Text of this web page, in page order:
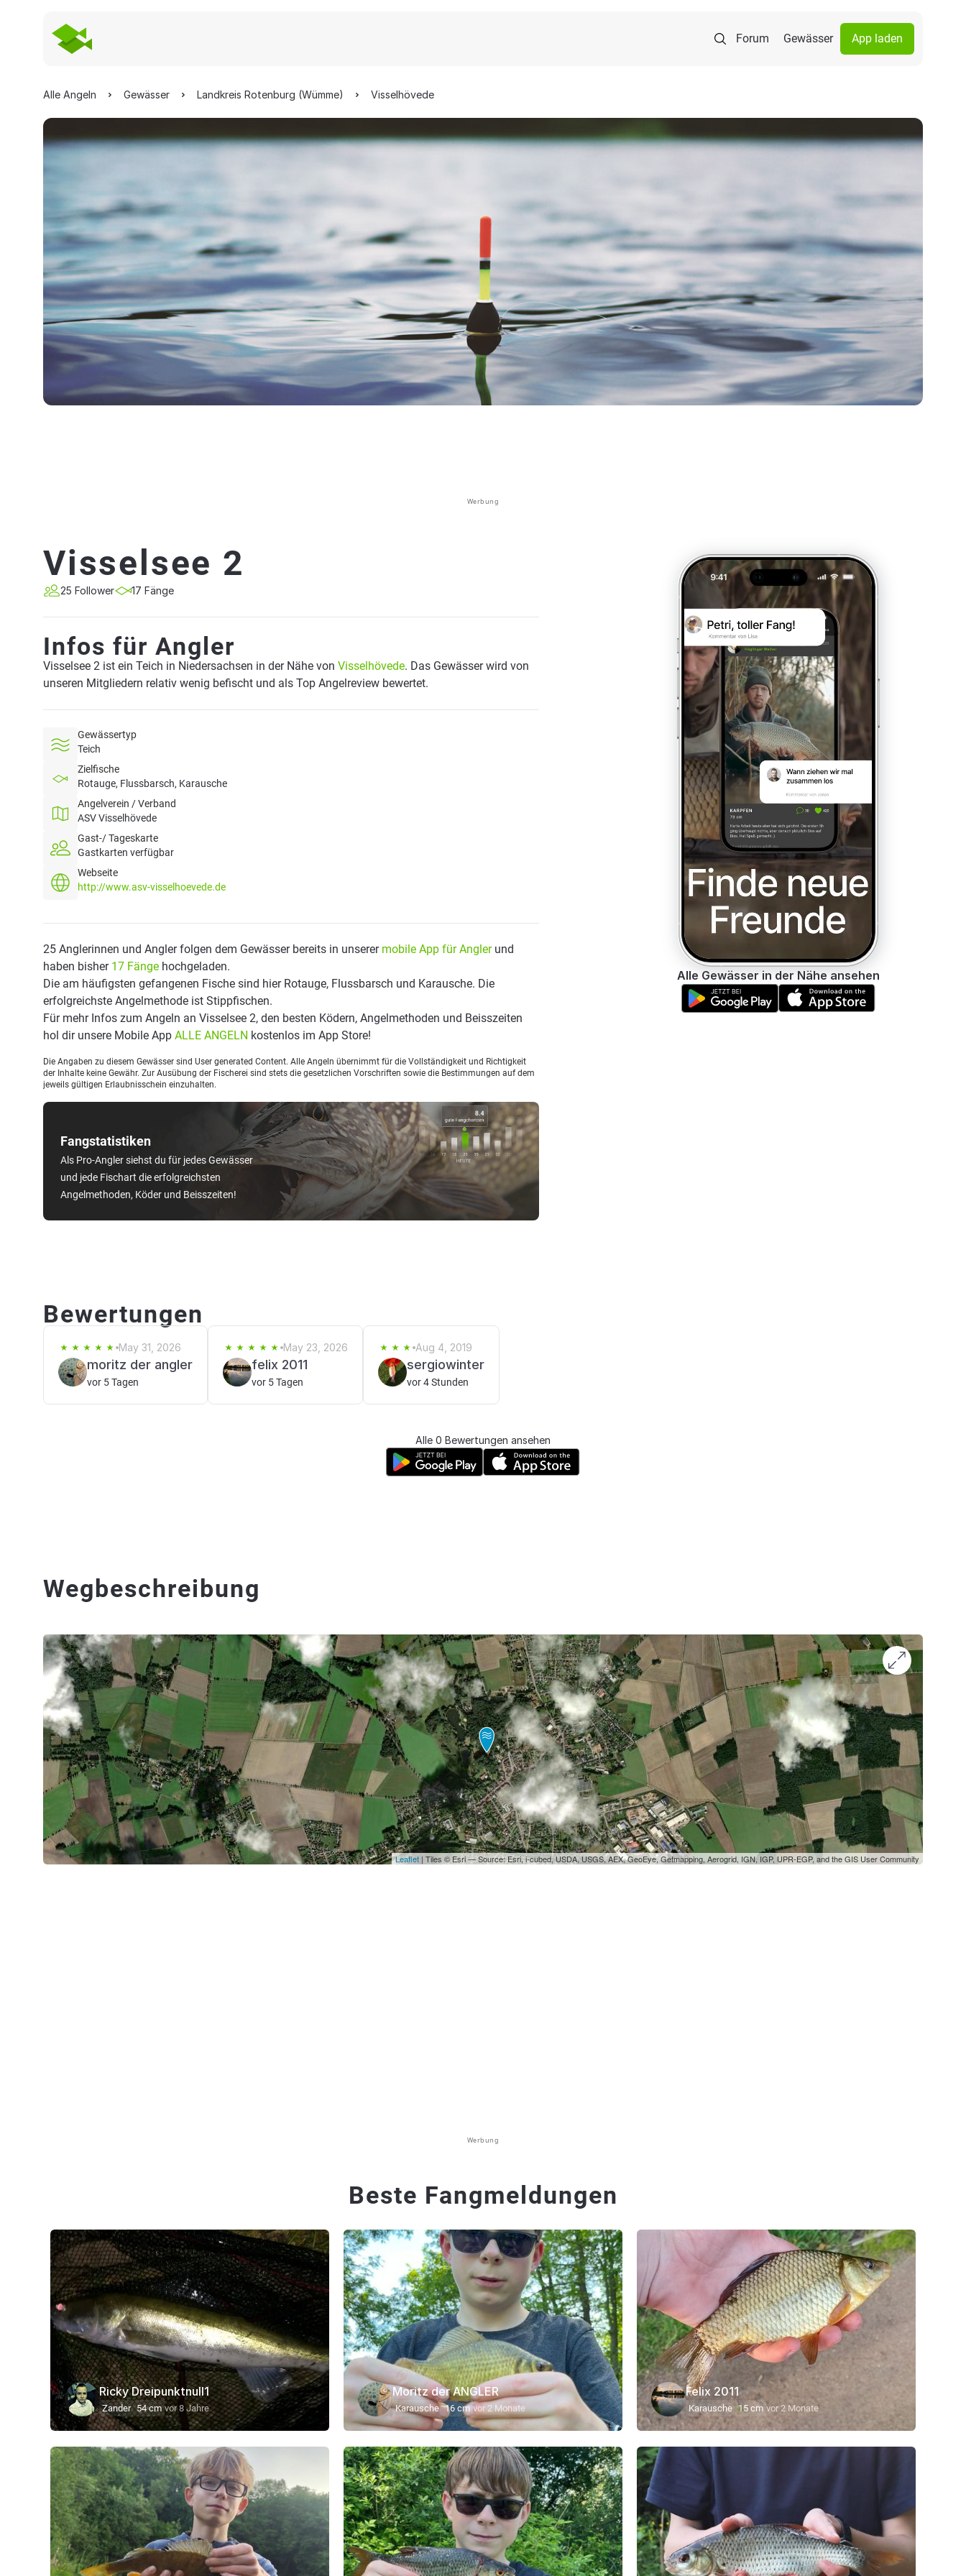
Forum Gewässer App laden
Alle Angeln Gewässer Landkreis Rotenburg (Wümme) Visselhövede
Werbung
Visselsee 2
25 Follower 17 Fänge
Infos für Angler
Visselsee 2 ist ein Teich in Niedersachsen in der Nähe von Visselhövede. Das Gewässer wird von
unseren Mitgliedern relativ wenig befischt und als Top Angelreview bewertet.
Gewässertyp
Teich
Zielfische
Rotauge, Flussbarsch, Karausche
Angelverein / Verband
ASV Visselhövede
Gast-/ Tageskarte
Gastkarten verfügbar
Webseite
http://www.asv-visselhoevede.de
Fangstatistiken
Als Pro-Angler siehst du für jedes Gewässer
und jede Fischart die erfolgreichsten
Angelmethoden, Köder und Beisszeiten!
25 Anglerinnen und Angler folgen dem Gewässer bereits in unserer mobile App für Anglerund
haben bisher 17 Fänge hochgeladen.
Die am häufigsten gefangenen Fische sind hier Rotauge, Flussbarsch und Karausche. Die
erfolgreichste Angelmethode ist Stippfischen.
Für mehr Infos zum Angeln an Visselsee 2, den besten Ködern, Angelmethoden und Beisszeiten
hol dir unsere Mobile App ALLE ANGELN kostenlos im App Store!
Die Angaben zu diesem Gewässer sind User generated Content. Alle Angeln übernimmt für die Vollständigkeit und Richtigkeit
der Inhalte keine Gewähr. Zur Ausübung der Fischerei sind stets die gesetzlichen Vorschriften sowie die Bestimmungen auf dem
jeweils gültigen Erlaubnisschein einzuhalten.
Alle Gewässer in der Nähe ansehen
Bewertungen
May 31, 2026
moritz der angler
vor 5 Tagen
May 23, 2026
felix 2011
vor 5 Tagen
Aug 4, 2019
sergiowinter
vor 4 Stunden
Alle 0 Bewertungen ansehen
Wegbeschreibung
Leaflet | Tiles © Esri — Source: Esri, i-cubed, USDA, USGS, AEX, GeoEye, Getmapping, Aerogrid, IGN, IGP, UPR-EGP, and the GIS User Community
Werbung
Beste Fangmeldungen
Ricky Dreipunktnull1
Zander 54 cm vor 8 Jahre
Moritz der ANGLER
Karausche 16 cm vor 2 Monate
Felix 2011
Karausche 15 cm vor 2 Monate